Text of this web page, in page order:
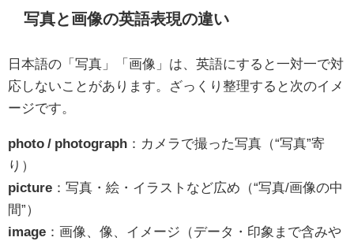
写真と画像の英語表現の違い
日本語の「写真」「画像」は、英語にすると一対一で対
応しないことがあります。ざっくり整理すると次のイメ
ージです。
photo / photograph ：カメラで撮った写真（“写真”寄
り）
picture ：写真・絵・イラストなど広め（“写真/画像の中
間”）
image ：画像、像、イメージ（データ・印象まで含みや